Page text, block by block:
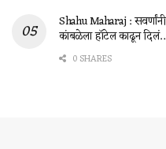
Shahu Maharaj :
कांबळेला हॉटेल काढून
0 SHARES